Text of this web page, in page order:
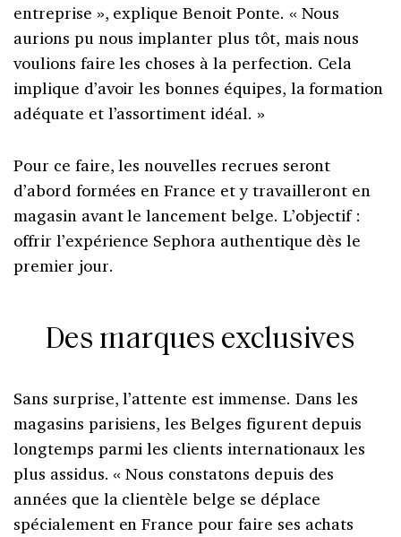
entreprise », explique Benoit Ponte. « Nous
aurions pu nous implanter plus tôt, mais nous
voulions faire les choses à la perfection. Cela
implique d’avoir les bonnes équipes, la formation
adéquate et l’assortiment idéal. »
Pour ce faire, les nouvelles recrues seront
d’abord formées en France et y travailleront en
magasin avant le lancement belge. L’objectif :
offrir l’expérience Sephora authentique dès le
premier jour.
Des marques exclusives
Sans surprise, l’attente est immense. Dans les
magasins parisiens, les Belges figurent depuis
longtemps parmi les clients internationaux les
plus assidus. « Nous constatons depuis des
années que la clientèle belge se déplace
spécialement en France pour faire ses achats